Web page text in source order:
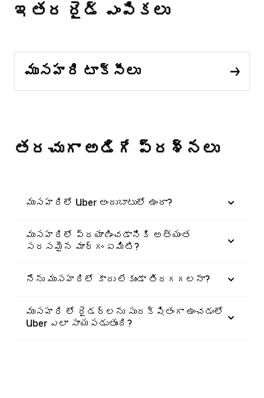
ఇతర రైడ్ ఎంపికలు
ముసహరి టాక్సీలు
తరచుగా అడిగే ప్రశ్నలు
ముసహరిలో Uber అందుబాటులో ఉందా?
ముసహరిలో ప్రయాణించడానికి అత్యంత
సరసమైన మార్గం ఏమిటి?
నేను ముసహరిలో కారు లేకుండా తిరగగలనా?
ముసహరి లో రైడర్‌లను సురక్షితంగా ఉంచడంలో
Uber ఎలా సాయపడుతుంది?